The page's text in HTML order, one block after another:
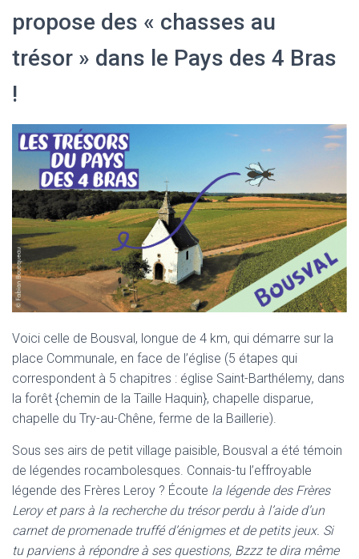
propose des « chasses au
trésor » dans le Pays des 4 Bras
!
Voici celle de Bousval, longue de 4 km, qui démarre sur la
place Communale, en face de l’église (5 étapes qui
correspondent à 5 chapitres : église Saint-Barthélemy, dans
la forêt {chemin de la Taille Haquin}, chapelle disparue,
chapelle du Try-au-Chêne, ferme de la Baillerie).
Sous ses airs de petit village paisible, Bousval a été témoin
de légendes rocambolesques. Connais-tu l’effroyable
légende des Frères Leroy ? Écoute la légende des Frères
Leroy et pars à la recherche du trésor perdu à l’aide d’un
carnet de promenade truffé d’énigmes et de petits jeux. Si
tu parviens à répondre à ses questions, Bzzz te dira même